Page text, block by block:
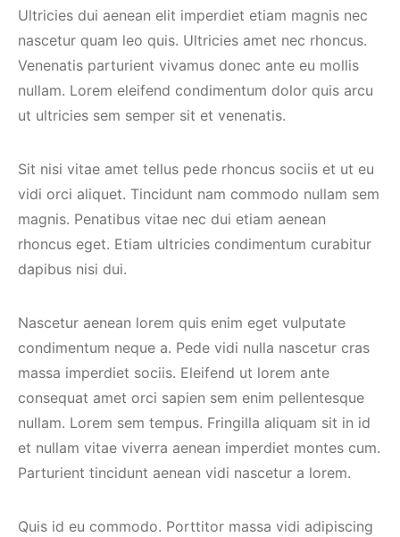
Ultricies dui aenean elit imperdiet etiam magnis nec
nascetur quam leo quis. Ultricies amet nec rhoncus.
Venenatis parturient vivamus donec ante eu mollis
nullam. Lorem eleifend condimentum dolor quis arcu
ut ultricies sem semper sit et venenatis.
Sit nisi vitae amet tellus pede rhoncus sociis et ut eu
vidi orci aliquet. Tincidunt nam commodo nullam sem
magnis. Penatibus vitae nec dui etiam aenean
rhoncus eget. Etiam ultricies condimentum curabitur
dapibus nisi dui.
Nascetur aenean lorem quis enim eget vulputate
condimentum neque a. Pede vidi nulla nascetur cras
massa imperdiet sociis. Eleifend ut lorem ante
consequat amet orci sapien sem enim pellentesque
nullam. Lorem sem tempus. Fringilla aliquam sit in id
et nullam vitae viverra aenean imperdiet montes cum.
Parturient tincidunt aenean vidi nascetur a lorem.
Quis id eu commodo. Porttitor massa vidi adipiscing